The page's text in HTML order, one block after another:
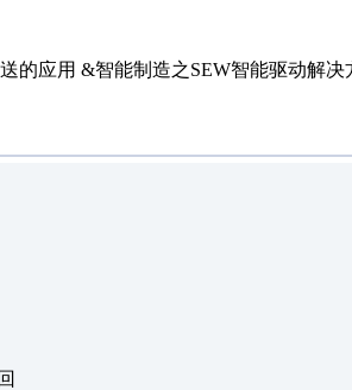
的应用 &智能制造之SEW智能驱动解